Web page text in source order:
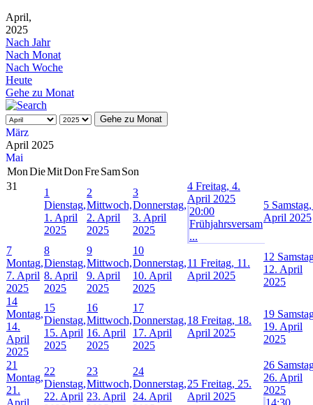
April,
2025
Nach Jahr
Nach Monat
Nach Woche
Heute
Gehe zu Monat
Gehe zu Monat
März
April 2025
Mai
MonDieMitDonFreSamSon
31
1
Dienstag,
1. April
2025
2
Mittwoch,
2. April
2025
3
Donnerstag,
3. April
2025
4 Freitag, 4.
April 2025
20:00
Frühjahrsversam
...
5
April 2025
7
Montag,
7. April
2025
8
Dienstag,
8. April
2025
9
Mittwoch,
9. April
2025
10
Donnerstag,
10. April
2025
11 Freitag, 11.
April 2025
12
12. April
2025
14
Montag,
14.
April
2025
15
Dienstag,
15. April
2025
16
Mittwoch,
16. April
2025
17
Donnerstag,
17. April
2025
18 Freitag, 18.
April 2025
19
19. April
2025
21
Montag,
21.
April
22
Dienstag,
22. April
23
Mittwoch,
23. April
24
Donnerstag,
24. April
25 Freitag, 25.
April 2025
26
26. April
2025
14:30